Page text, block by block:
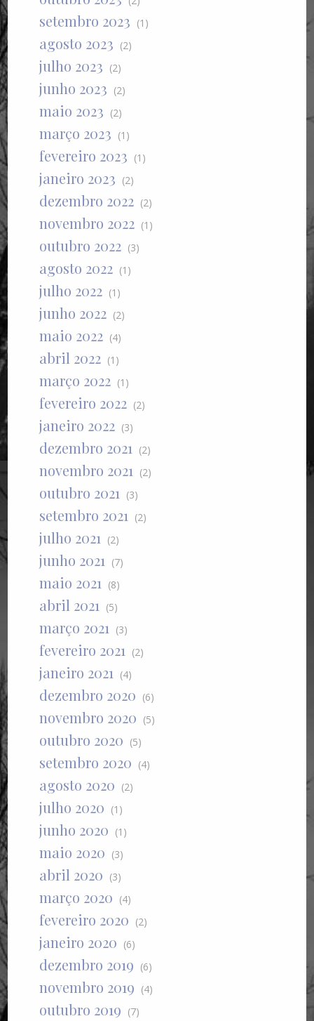
setembro 2023 (1)
agosto 2023 (2)
julho 2023 (2)
junho 2023 (2)
maio 2023 (2)
março 2023 (1)
fevereiro 2023 (1)
janeiro 2023 (2)
dezembro 2022 (2)
novembro 2022 (1)
outubro 2022 (3)
agosto 2022 (1)
julho 2022 (1)
junho 2022 (2)
maio 2022 (4)
abril 2022 (1)
março 2022 (1)
fevereiro 2022 (2)
janeiro 2022 (3)
dezembro 2021 (2)
novembro 2021 (2)
outubro 2021 (3)
setembro 2021 (2)
julho 2021 (2)
junho 2021 (7)
maio 2021 (8)
abril 2021 (5)
março 2021 (3)
fevereiro 2021 (2)
janeiro 2021 (4)
dezembro 2020 (6)
novembro 2020 (5)
outubro 2020 (5)
setembro 2020 (4)
agosto 2020 (2)
julho 2020 (1)
junho 2020 (1)
maio 2020 (3)
abril 2020 (3)
março 2020 (4)
fevereiro 2020 (2)
janeiro 2020 (6)
dezembro 2019 (6)
novembro 2019 (4)
outubro 2019 (7)